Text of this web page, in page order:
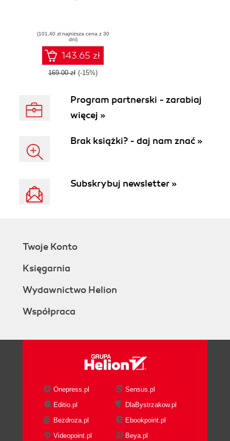
(101,40 zł najniższa cena z 30
dni)
143.65 zł
169.00 zł (-15%)
Program partnerski - zarabiaj
więcej »
Brak książki? - daj nam znać »
Subskrybuj newsletter »
Twoje Konto
Księgarnia
Wydawnictwo Helion
Współpraca
Onepress.pl
Sensus.pl
Editio.pl
DlaBystrzakow.pl
Bezdroza.pl
Ebookpoint.pl
Videopoint.pl
Beya.pl